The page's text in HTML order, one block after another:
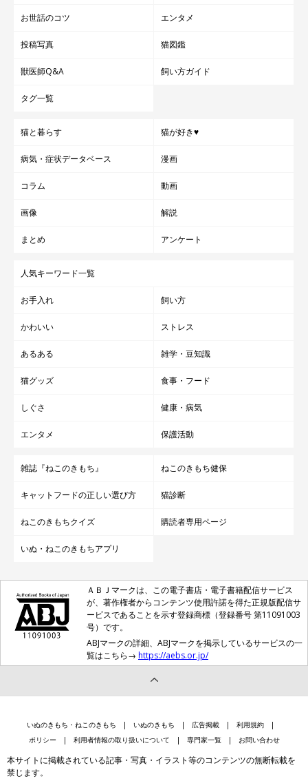
お世話のコツ エンタメ
投稿写真 猫図鑑
獣医師Q&A 飼い方ガイド
タグ一覧
猫と暮らす 猫が好き♥
病気・症状データベース 漫画
コラム 動画
画像 解説
まとめ アンケート
人気キーワード一覧
お手入れ 飼い方
かわいい ストレス
あるある 雑学・豆知識
猫グッズ 食事・フード
しぐさ 健康・病気
エンタメ 保護活動
雑誌『ねこのきもち』 ねこのきもち健保
キャットフードの正しい選び方 猫診断
ねこのきもちクイズ 購読者専用ページ
いぬ・ねこのきもちアプリ
ＡＢＪマークは、この電子書店・電子書籍配信サービス
が、著作権者からコンテンツ使用許諾を得た正規版配信サ
ービスであることを示す登録商標（登録番号 第11091003
号）です。
ABJマークの詳細、ABJマークを掲示しているサービスの一
覧はこちら→ https://aebs.or.jp/
いぬのきもち・ねこのきもち いぬのきもち 広告掲載
利用規約
ポリシー
利用者情報の取り扱いについて 専門家一覧 お問い合わせ
本サイトに掲載されている記事・写真・イラスト等のコンテンツの無断転載を
禁じます。